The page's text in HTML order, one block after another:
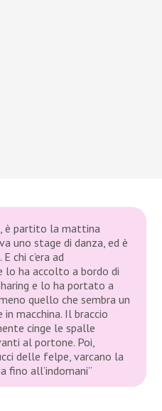
è partito la mattina
uno stage di danza, ed è
chi c’era ad
lo ha accolto a bordo di
e lo ha portato a
quello che sembra un
in macchina. Il braccio
cinge le spalle
al portone. Poi,
delle felpe, varcano la
fino all’indomani”